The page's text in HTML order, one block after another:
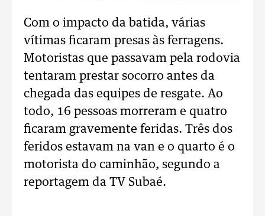
Com o impacto da batida, várias
vítimas ficaram presas às ferragens.
Motoristas que passavam pela rodovia
tentaram prestar socorro antes da
chegada das equipes de resgate. Ao
todo, 16 pessoas morreram e quatro
ficaram gravemente feridas. Três dos
feridos estavam na van e o quarto é o
motorista do caminhão, segundo a
reportagem da TV Subaé.